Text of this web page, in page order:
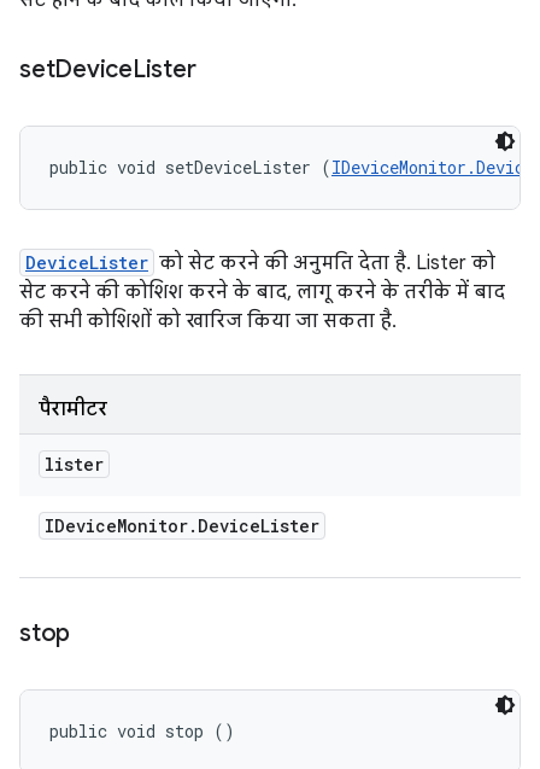
setDeviceLister
public void setDeviceLister (
DeviceLister को सेट करने की अनुमति देता है. Lister को
सेट करने की कोशिश करने के बाद, लागू करने के तरीके में बाद
की सभी कोशिशों को खारिज किया जा सकता है.
पैरामीटर
lister
IDeviceMonitor. DeviceLister
stop
public void stop ()